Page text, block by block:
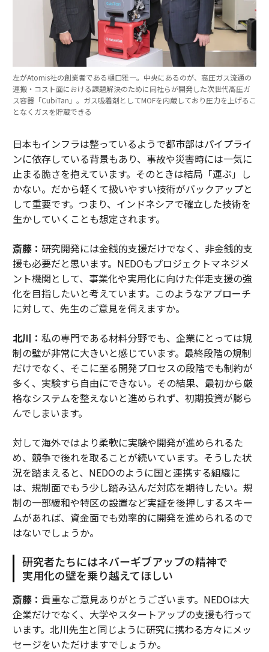
左がAtomis社の創業者である樋口雅一。中央にあるのが、高圧ガス流通の
運搬・コスト面における課題解決のために同社らが開発した次世代高圧ガ
ス容器「CubiTan」。ガス吸着剤としてMOFを内蔵しており圧力を上げるこ
となくガスを貯蔵できる
日本もインフラは整っているようで都市部はパイプライ
ンに依存している背景もあり、事故や災害時には一気に
止まる脆さを抱えています。そのときは結局「運ぶ」し
かない。だから軽くて扱いやすい技術がバックアップと
して重要です。つまり、インドネシアで確立した技術を
生かしていくことも想定されます。
斎藤： 研究開発には金銭的支援だけでなく、非金銭的支
援も必要だと思います。NEDOもプロジェクトマネジメ
ント機関として、事業化や実用化に向けた伴走支援の強
化を目指したいと考えています。このようなアプローチ
に対して、先生のご意見を伺えますか。
北川： 私の専門である材料分野でも、企業にとっては規
制の壁が非常に大きいと感じています。最終段階の規制
だけでなく、そこに至る開発プロセスの段階でも制約が
多く、実験すら自由にできない。その結果、最初から厳
格なシステムを整えないと進められず、初期投資が膨ら
んでしまいます。
対して海外ではより柔軟に実験や開発が進められるた
め、競争で後れを取ることが続いています。そうした状
況を踏まえると、NEDOのように国と連携する組織に
は、規制面でもう少し踏み込んだ対応を期待したい。規
制の一部緩和や特区の設置など実証を後押しするスキー
ムがあれば、資金面でも効率的に開発を進められるので
はないでしょうか。
研究者たちにはネバーギブアップの精神で
実用化の壁を乗り越えてほしい
斎藤： 貴重なご意見ありがとうございます。NEDOは大
企業だけでなく、大学やスタートアップの支援も行って
います。北川先生と同じように研究に携わる方々にメッ
セージをいただけますでしょうか。